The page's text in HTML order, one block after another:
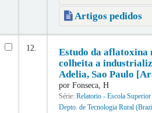
Artigos pedidos
12.
Estudo da aflatoxina
colheita a
Adelia, Sao Paulo
por Fonseca, H
Série: Relatorio - Escola
Depto. de Tecnologia Rural